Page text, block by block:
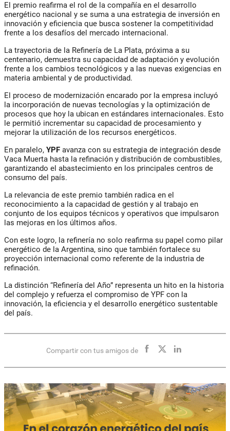
El premio reafirma el rol de la compañía en el desarrollo
energético nacional y se suma a una estrategia de inversión en
innovación y eficiencia que busca sostener la competitividad
frente a los desafíos del mercado internacional.
La trayectoria de la Refinería de La Plata, próxima a su
centenario, demuestra su capacidad de adaptación y evolución
frente a los cambios tecnológicos y a las nuevas exigencias en
materia ambiental y de productividad.
El proceso de modernización encarado por la empresa incluyó
la incorporación de nuevas tecnologías y la optimización de
procesos que hoy la ubican en estándares internacionales. Esto
le permitió incrementar su capacidad de procesamiento y
mejorar la utilización de los recursos energéticos.
En paralelo, YPF avanza con su estrategia de integración desde
Vaca Muerta hasta la refinación y distribución de combustibles,
garantizando el abastecimiento en los principales centros de
consumo del país.
La relevancia de este premio también radica en el
reconocimiento a la capacidad de gestión y al trabajo en
conjunto de los equipos técnicos y operativos que impulsaron
las mejoras en los últimos años.
Con este logro, la refinería no solo reafirma su papel como pilar
energético de la Argentina, sino que también fortalece su
proyección internacional como referente de la industria de
refinación.
La distinción “Refinería del Año” representa un hito en la historia
del complejo y refuerza el compromiso de YPF con la
innovación, la eficiencia y el desarrollo energético sustentable
del país.
Compartir con tus amigos de